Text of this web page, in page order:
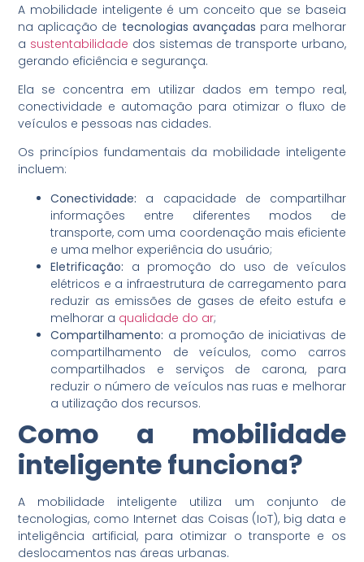
A mobilidade inteligente é um conceito que se baseia
na aplicação de tecnologias avançadas para melhorar
a sustentabilidade dos sistemas de transporte urbano,
gerando eficiência e segurança.
Ela se concentra em utilizar dados em tempo real,
conectividade e automação para otimizar o fluxo de
veículos e pessoas nas cidades.
Os princípios fundamentais da mobilidade inteligente
incluem:
Conectividade: a capacidade de compartilhar
informações entre diferentes modos de
transporte, com uma coordenação mais eficiente
e uma melhor experiência do usuário;
Eletrificação: a promoção do uso de veículos
elétricos e a infraestrutura de carregamento para
reduzir as emissões de gases de efeito estufa e
melhorar a qualidade do ar;
Compartilhamento: a promoção de iniciativas de
compartilhamento de veículos, como carros
compartilhados e serviços de carona, para
reduzir o número de veículos nas ruas e melhorar
a utilização dos recursos.
Como a mobilidade
inteligente funciona?
A mobilidade inteligente utiliza um conjunto de
tecnologias, como Internet das Coisas (IoT), big data e
inteligência artificial, para otimizar o transporte e os
deslocamentos nas áreas urbanas.